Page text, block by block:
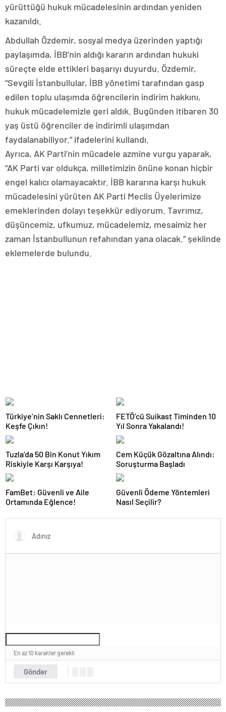
yürüttüğü hukuk mücadelesinin ardından yeniden
kazanıldı.
Abdullah Özdemir, sosyal medya üzerinden yaptığı
paylaşımda, İBB’nin aldığı kararın ardından hukuki
süreçte elde ettikleri başarıyı duyurdu. Özdemir,
“Sevgili İstanbullular, İBB yönetimi tarafından gasp
edilen toplu ulaşımda öğrencilerin indirim hakkını,
hukuk mücadelemizle geri aldık. Bugünden itibaren 30
yaş üstü öğrenciler de indirimli ulaşımdan
faydalanabiliyor.” ifadelerini kullandı.
Ayrıca, AK Parti’nin mücadele azmine vurgu yaparak,
“AK Parti var oldukça, milletimizin önüne konan hiçbir
engel kalıcı olamayacaktır. İBB kararına karşı hukuk
mücadelesini yürüten AK Parti Meclis Üyelerimize
emeklerinden dolayı teşekkür ediyorum. Tavrımız,
düşüncemiz, ufkumuz, mücadelemiz, mesaimiz her
zaman İstanbullunun refahından yana olacak.” şeklinde
eklemelerde bulundu.
Türkiye’nin Saklı Cennetleri:
Keşfe Çıkın!
FETÖ’cü Suikast Timinden 10
Yıl Sonra Yakalandı!
Tuzla’da 50 Bin Konut Yıkım
Riskiyle Karşı Karşıya!
Cem Küçük Gözaltına Alındı:
Soruşturma Başladı
FamBet: Güvenli ve Aile
Ortamında Eğlence!
Güvenli Ödeme Yöntemleri
Nasıl Seçilir?
Gönder
En az 10 karakter gerekli